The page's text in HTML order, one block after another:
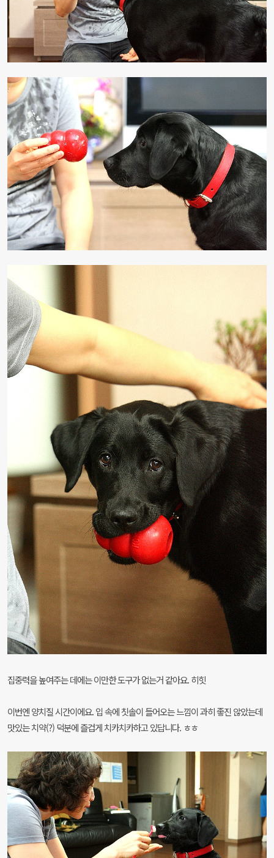
집중력을 높여주는 데에는 이만한 도구가 없는거 같아요. 히힛
이번엔 양치질 시간이에요. 입 속에 칫솔이 들어오는 느낌이 과히 좋진 않았는데
맛있는 치약(?) 덕분에즐겁게 치카치카하고 있답니다. ㅎㅎ